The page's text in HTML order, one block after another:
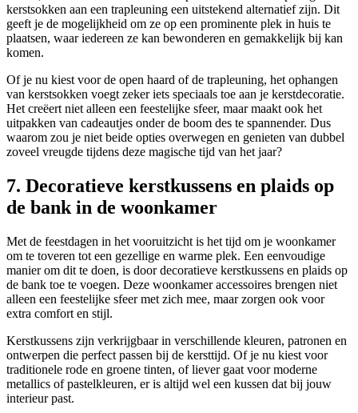
kerstsokken aan een trapleuning een uitstekend alternatief zijn. Dit
geeft je de mogelijkheid om ze op een prominente plek in huis te
plaatsen, waar iedereen ze kan bewonderen en gemakkelijk bij kan
komen.
Of je nu kiest voor de open haard of de trapleuning, het ophangen
van kerstsokken voegt zeker iets speciaals toe aan je kerstdecoratie.
Het creëert niet alleen een feestelijke sfeer, maar maakt ook het
uitpakken van cadeautjes onder de boom des te spannender. Dus
waarom zou je niet beide opties overwegen en genieten van dubbel
zoveel vreugde tijdens deze magische tijd van het jaar?
7. Decoratieve kerstkussens en plaids op
de bank in de woonkamer
Met de feestdagen in het vooruitzicht is het tijd om je woonkamer
om te toveren tot een gezellige en warme plek. Een eenvoudige
manier om dit te doen, is door decoratieve kerstkussens en plaids op
de bank toe te voegen. Deze woonkamer accessoires brengen niet
alleen een feestelijke sfeer met zich mee, maar zorgen ook voor
extra comfort en stijl.
Kerstkussens zijn verkrijgbaar in verschillende kleuren, patronen en
ontwerpen die perfect passen bij de kersttijd. Of je nu kiest voor
traditionele rode en groene tinten, of liever gaat voor moderne
metallics of pastelkleuren, er is altijd wel een kussen dat bij jouw
interieur past.